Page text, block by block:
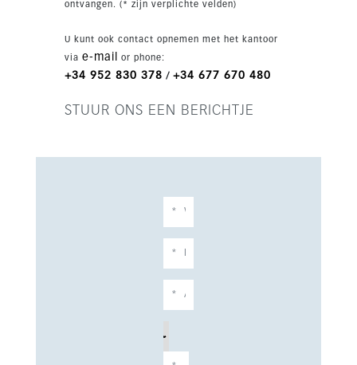
nabijheid van het gerenommeerde Higuerón
sportclub, luxe spa- en wellnessvoorzieningen,
Michelin-sterrendiners en 24-uursbeveiliging.
Omgeven door natuur maar perfect verbonden,
het strand, het treinstation en biedt het vlotte
ontvangen. (* zijn verplichte velden)
U kunt ook contact opnemen met het kantoor
via e-mail or phone:
+34 952 830 378 / +34 677 670 480
STUUR ONS EEN BERICHTJE